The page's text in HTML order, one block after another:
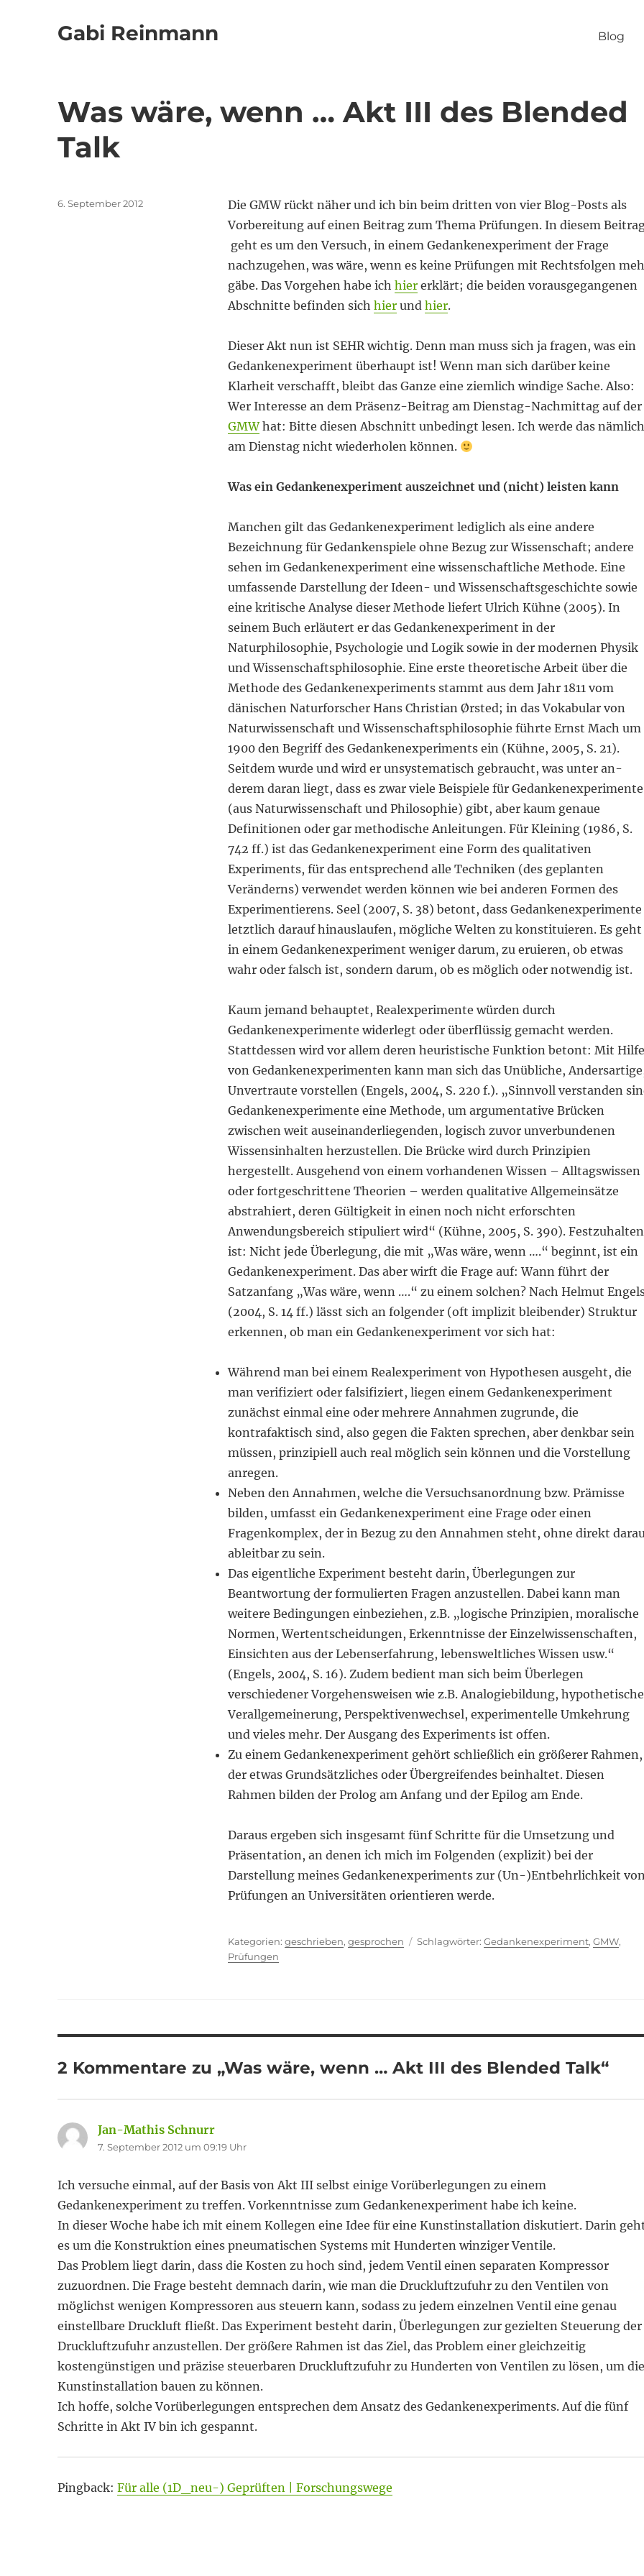
Gabi Reinmann Blog
Was wäre, wenn … Akt III des Blended
Talk
Die GMW rückt näher und ich bin beim dritten von vier Blog-Posts als
Vorbereitung auf einen Beitrag zum Thema Prüfungen. In diesem
geht es um den Versuch, in einem Gedankenexperiment der Frage
nachzugehen, was wäre, wenn es keine Prüfungen mit Rechtsfolgen
gäbe. Das Vorgehen habe ich hiererklärt; die beiden vorausgegangenen
Abschnitte befinden sich hierund hier.
Dieser Akt nun ist SEHR wichtig. Denn man muss sich ja fragen, was ein
Gedankenexperiment überhaupt ist! Wenn man sich darüber keine
Klarheit verschafft, bleibt das Ganze eine ziemlich windige Sache. Also:
Wer Interesse an dem Präsenz-Beitrag am Dienstag-Nachmittag auf der
GMWhat: Bitte diesen Abschnitt unbedingt lesen. Ich werde das nämlich
am Dienstag nicht wiederholen können.
Was ein Gedankenexperiment auszeichnet und (nicht) leisten kann
Manchen gilt das Gedankenexperiment lediglich als eine andere
Bezeichnung für Gedankenspiele ohne Bezug zur Wissenschaft; andere
sehen im Gedankenexperiment eine wissenschaftliche Methode. Eine
umfassende Darstellung der Ideen- und Wissenschaftsgeschichte sowie
eine kritische Analyse dieser Methode liefert Ulrich Kühne (2005). In
seinem Buch erläutert er das Gedankenexperiment in der
Naturphilosophie, Psychologie und Logik sowie in der modernen Physik
und Wissenschaftsphilosophie. Eine erste theoretische Arbeit über die
Methode des Gedankenexperiments stammt aus dem Jahr 1811 vom
dänischen Naturforscher Hans Christian Ørsted; in das Vokabular von
Naturwissenschaft und Wissenschaftsphilosophie führte Ernst Mach um
1900 den Begriff des Gedankenexperiments ein (Kühne, 2005, S. 21).
Seitdem wurde und wird er unsystematisch gebraucht, was unter an-
derem daran liegt, dass es zwar viele Beispiele für Gedankenexperimente
(aus Naturwissenschaft und Philosophie) gibt, aber kaum genaue
Definitionen oder gar methodische Anleitungen. Für Kleining (1986, S.
742 ff.) ist das Gedankenexperiment eine Form des qualitativen
Experiments, für das entsprechend alle Techniken (des geplanten
Veränderns) verwendet werden können wie bei anderen Formen des
Experimentierens. Seel (2007, S. 38) betont, dass Gedankenexperimente
letztlich darauf hinauslaufen, mögliche Welten zu konstituieren. Es geht
in einem Gedankenexperiment weniger darum, zu eruieren, ob etwas
wahr oder falsch ist, sondern darum, ob es möglich oder notwendig ist.
Kaum jemand behauptet, Realexperimente würden durch
Gedankenexperimente widerlegt oder überflüssig gemacht werden.
Stattdessen wird vor allem deren heuristische Funktion betont: Mit Hilfe
von Gedankenexperimenten kann man sich das Unübliche,
Unvertraute vorstellen (Engels, 2004, S. 220 f.). „Sinnvoll verstanden
Gedankenexperimente eine Methode, um argumentative Brücken
zwischen weit auseinanderliegenden, logisch zuvor unverbundenen
Wissensinhalten herzustellen. Die Brücke wird durch Prinzipien
hergestellt. Ausgehend von einem vorhandenen Wissen – Alltagswissen
oder fortgeschrittene Theorien – werden qualitative Allgemeinsätze
abstrahiert, deren Gültigkeit in einen noch nicht erforschten
Anwendungsbereich stipuliert wird“ (Kühne, 2005, S. 390). Festzuhalten
ist: Nicht jede Überlegung, die mit „Was wäre, wenn ….“ beginnt, ist ein
Gedankenexperiment. Das aber wirft die Frage auf: Wann führt der
Satzanfang „Was wäre, wenn ….“ zu einem solchen? Nach Helmut
(2004, S. 14 ff.) lässt sich an folgender (oft implizit bleibender) Struktur
erkennen, ob man ein Gedankenexperiment vor sich hat:
Während man bei einem Realexperiment von Hypothesen ausgeht, die
man verifiziert oder falsifiziert, liegen einem Gedankenexperiment
zunächst einmal eine oder mehrere Annahmen zugrunde, die
kontrafaktisch sind, also gegen die Fakten sprechen, aber denkbar sein
müssen, prinzipiell auch real möglich sein können und die Vorstellung
anregen.
Neben den Annahmen, welche die Versuchsanordnung bzw. Prämisse
bilden, umfasst ein Gedankenexperiment eine Frage oder einen
Fragenkomplex, der in Bezug zu den Annahmen steht, ohne direkt
ableitbar zu sein.
Das eigentliche Experiment besteht darin, Überlegungen zur
Beantwortung der formulierten Fragen anzustellen. Dabei kann man
weitere Bedingungen einbeziehen, z.B. „logische Prinzipien, moralische
Normen, Wertentscheidungen, Erkenntnisse der Einzelwissenschaften,
Einsichten aus der Lebenserfahrung, lebensweltliches Wissen usw.“
(Engels, 2004, S. 16). Zudem bedient man sich beim Überlegen
verschiedener Vorgehensweisen wie z.B. Analogiebildung, hypothetische
Verallgemeinerung, Perspektivenwechsel, experimentelle Umkehrung
und vieles mehr. Der Ausgang des Experiments ist offen.
Zu einem Gedankenexperiment gehört schließlich ein größerer Rahmen,
der etwas Grundsätzliches oder Übergreifendes beinhaltet. Diesen
Rahmen bilden der Prolog am Anfang und der Epilog am Ende.
Daraus ergeben sich insgesamt fünf Schritte für die Umsetzung und
Präsentation, an denen ich mich im Folgenden (explizit) bei der
Darstellung meines Gedankenexperiments zur (Un-)Entbehrlichkeit
Prüfungen an Universitäten orientieren werde.
Kategorien
geschrieben, gesprochen Schlagwörter
Gedankenexperiment, GMW,
Prüfungen
Veröffentlicht
6. September 2012
2 Kommentare zu „Was wäre, wenn … Akt III des Blended Talk“
Jan-Mathis Schnurr
7. September 2012 um 09:19 Uhr
Ich versuche einmal, auf der Basis von Akt III selbst einige Vorüberlegungen zu einem
Gedankenexperiment zu treffen. Vorkenntnisse zum Gedankenexperiment habe ich keine.
In dieser Woche habe ich mit einem Kollegen eine Idee für eine Kunstinstallation diskutiert. Darin
es um die Konstruktion eines pneumatischen Systems mit Hunderten winziger Ventile.
Das Problem liegt darin, dass die Kosten zu hoch sind, jedem Ventil einen separaten Kompressor
zuzuordnen. Die Frage besteht demnach darin, wie man die Druckluftzufuhr zu den Ventilen von
möglichst wenigen Kompressoren aus steuern kann, sodass zu jedem einzelnen Ventil eine genau
einstellbare Druckluft fließt. Das Experiment besteht darin, Überlegungen zur gezielten Steuerung der
Druckluftzufuhr anzustellen. Der größere Rahmen ist das Ziel, das Problem einer gleichzeitig
kostengünstigen und präzise steuerbaren Druckluftzufuhr zu Hunderten von Ventilen zu lösen, um
Kunstinstallation bauen zu können.
Ich hoffe, solche Vorüberlegungen entsprechen dem Ansatz des Gedankenexperiments. Auf die fünf
Schritte in Akt IV bin ich gespannt.
Pingback:Für alle (1D_neu-) Geprüften | Forschungswege